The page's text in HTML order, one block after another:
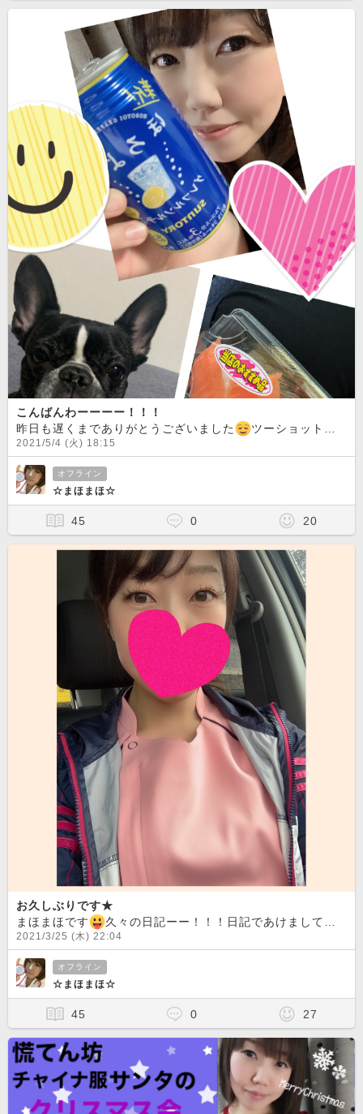
こんばんわーーーー！！！
昨日も遅くまでありがとうございました
ツーショットもパーティもとっても楽しかった
2021/5/4 (火) 18:15
オフライン
☆まほまほ☆
45 0 20
お久しぶりです★
まほまほです
久々の日記ーー！！！日記であけましておめでとうが言えませんでしたみなさんお元気ですか？？たまに55に顔をだすと生きていたか？
2021/3/25 (木) 22:04
オフライン
☆まほまほ☆
45 0 27